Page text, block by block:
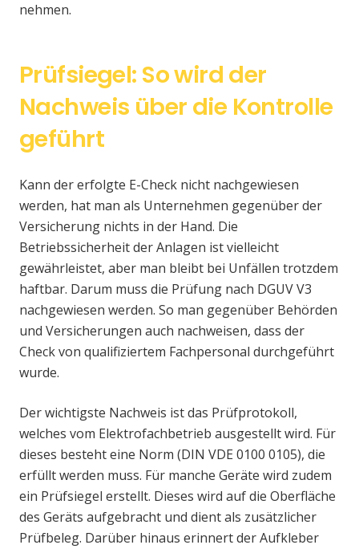
nehmen.
Prüfsiegel: So wird der
Nachweis über die Kontrolle
geführt
Kann der erfolgte E-Check nicht nachgewiesen
werden, hat man als Unternehmen gegenüber der
Versicherung nichts in der Hand. Die
Betriebssicherheit der Anlagen ist vielleicht
gewährleistet, aber man bleibt bei Unfällen trotzdem
haftbar. Darum muss die Prüfung nach DGUV V3
nachgewiesen werden. So man gegenüber Behörden
und Versicherungen auch nachweisen, dass der
Check von qualifiziertem Fachpersonal durchgeführt
wurde.
Der wichtigste Nachweis ist das Prüfprotokoll,
welches vom Elektrofachbetrieb ausgestellt wird. Für
dieses besteht eine Norm (DIN VDE 0100 0105), die
erfüllt werden muss. Für manche Geräte wird zudem
ein Prüfsiegel erstellt. Dieses wird auf die Oberfläche
des Geräts aufgebracht und dient als zusätzlicher
Prüfbeleg. Darüber hinaus erinnert der Aufkleber